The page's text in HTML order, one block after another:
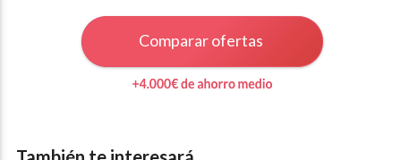
Comparar ofertas